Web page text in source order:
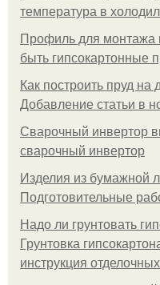
температура в
Профиль для монтажа
быть гипсокартонные
Как построить пруд на
Добавление статьи в
Сварочный инвертор
сварочный инвертор
Изделия из бумажной
Подготовительные
Надо ли грунтовать
Грунтовка
инструкция